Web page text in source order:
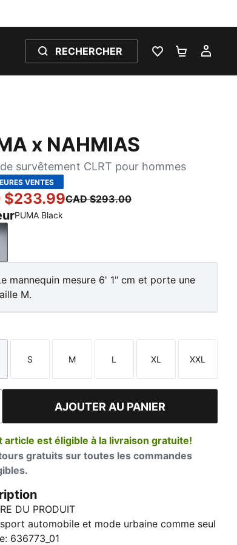
RECHERCHER
LISTE DEPANIER 0
x NAHMIAS
survêtement CLRT pour hommes
VENTES
$233.99CAD $293.00
PUMA Black
Black
mannequin mesure 6' 1" cm et porte une
M.
Taille
S
Taille
M
Taille
L
Taille
XL
Taille
XXL
à la liste de souhaits
AJOUTER AU PANIER
article est éligible à la livraison gratuite!
gratuits sur toutes les commandes
DU PRODUIT
automobile et mode urbaine comme seul
Doni Nahmias sait le faire, ce vêtement
: 636773_01